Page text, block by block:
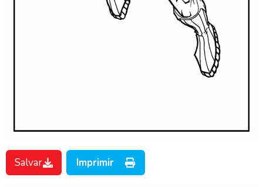
Salvar Imprimir